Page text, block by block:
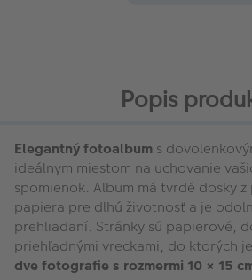
Popis
Elegantný fotoalbum s
ideálnym miestom na uchovanie
spomienok. Album má tvrdé dosky
papiera pre dlhú životnosť a je
prehliadaní. Stránky sú papierové,
priehľadnými vreckami, do ktorých
dve fotografie s rozmermi 10 × 15